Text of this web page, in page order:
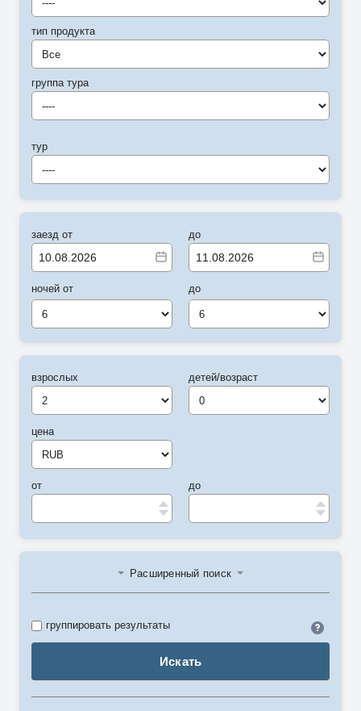
----
тип продукта
Все
группа тура
----
тур
----
заезд от
ночей от
6
до
до
6
взрослых
цена
от
детей/возраст
до
Расширенный поиск
Искать
группировать результаты